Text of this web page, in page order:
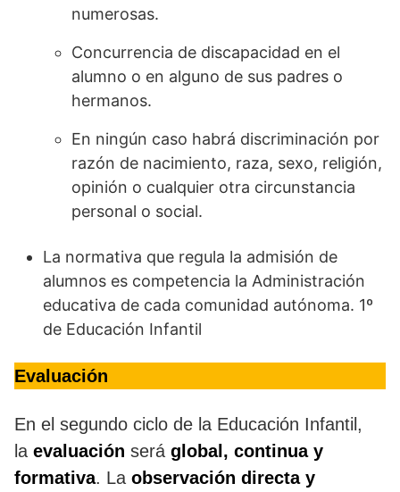
numerosas.
Concurrencia de discapacidad en el
alumno o en alguno de sus padres o
hermanos.
En ningún caso habrá discriminación por
razón de nacimiento, raza, sexo, religión,
opinión o cualquier otra circunstancia
personal o social.
La normativa que regula la admisión de
alumnos es competencia la Administración
educativa de cada comunidad autónoma. 1º
de Educación Infantil
Evaluación
En el segundo ciclo de la Educación Infantil,
la evaluación será global, continua y
formativa. La observación directa y